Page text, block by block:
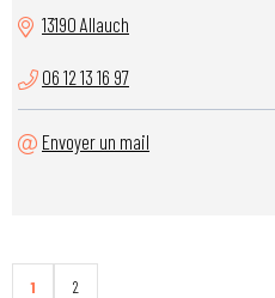
13190 Allauch
06 12 13 16 97
Envoyer un mail
1 2